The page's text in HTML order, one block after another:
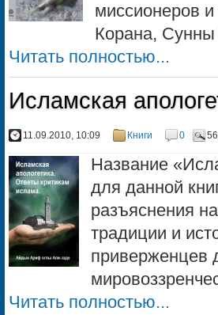
миссионеров
Корана,
Читать полностью...
Исламская
11.09.2010, 10:09 Книги 0
Название
для данной
разъяснения
традиции и
приверженцев
Читать полностью...